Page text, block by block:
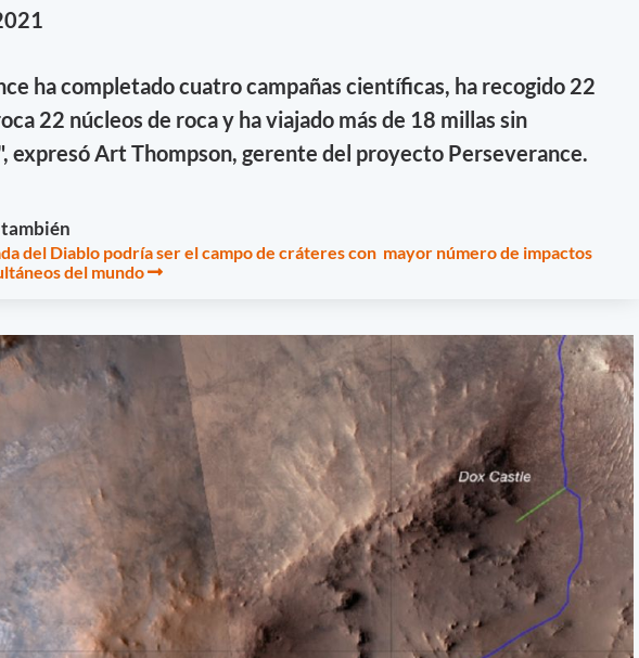
ha completado cuatro campañas científicas, ha recogido 22
22 núcleos de roca y ha viajado más de 18 millas sin
expresó Art Thompson, gerente del proyecto Perseverance.
también
del Diablo podría ser el campo de cráteres con mayor número de impactos
del mundo